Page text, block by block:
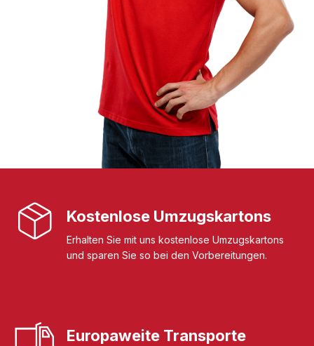
Kostenlose Umzugskartons
Erhalten Sie mit uns kostenlose Umzugskartons
und sparen Sie so bei den Vorbereitungen.
Europaweite Transporte